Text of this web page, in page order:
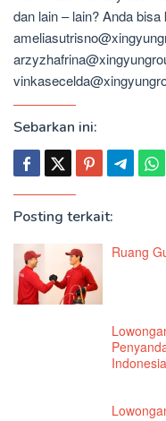
dan lain – lain? Anda bisa
Sebarkan ini:
Posting terkait:
Ruang